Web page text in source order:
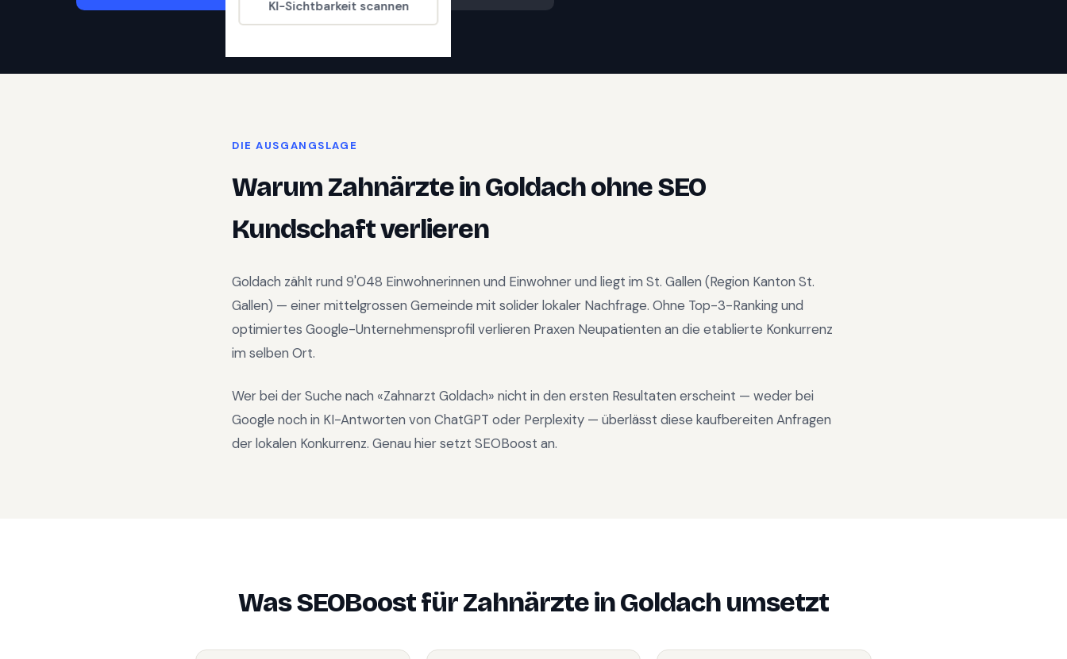
KI-Sichtbarkeit scannen
DIE AUSGANGSLAGE
Warum ZahnärzteinGoldachohne SEO
Kundschaft verlieren
Goldach zählt rund 9'048 Einwohnerinnen und Einwohner und liegt im St. Gallen (Region Kanton St.
Gallen) — einer mittelgrossen Gemeinde mit solider lokaler Nachfrage. Ohne Top-3-Ranking und
optimiertes Google-Unternehmensprofil verlieren Praxen Neupatienten an die etablierte Konkurrenz
im selben Ort.
Wer bei der Suche nach «Zahnarzt Goldach» nicht in den ersten Resultaten erscheint — weder bei
Google noch in KI-Antworten von ChatGPT oder Perplexity — überlässt diese kaufbereiten Anfragen
der lokalen Konkurrenz. Genau hier setzt SEOBoost an.
Was SEOBoost fürZahnärzteinGoldachumsetzt